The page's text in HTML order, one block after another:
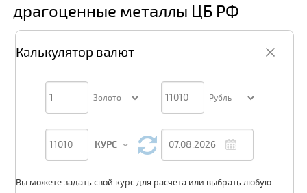
драгоценные металлы ЦБ РФ
Калькулятор валют
КУРС
Вы можете задать свой курс для расчета или выбрать любую